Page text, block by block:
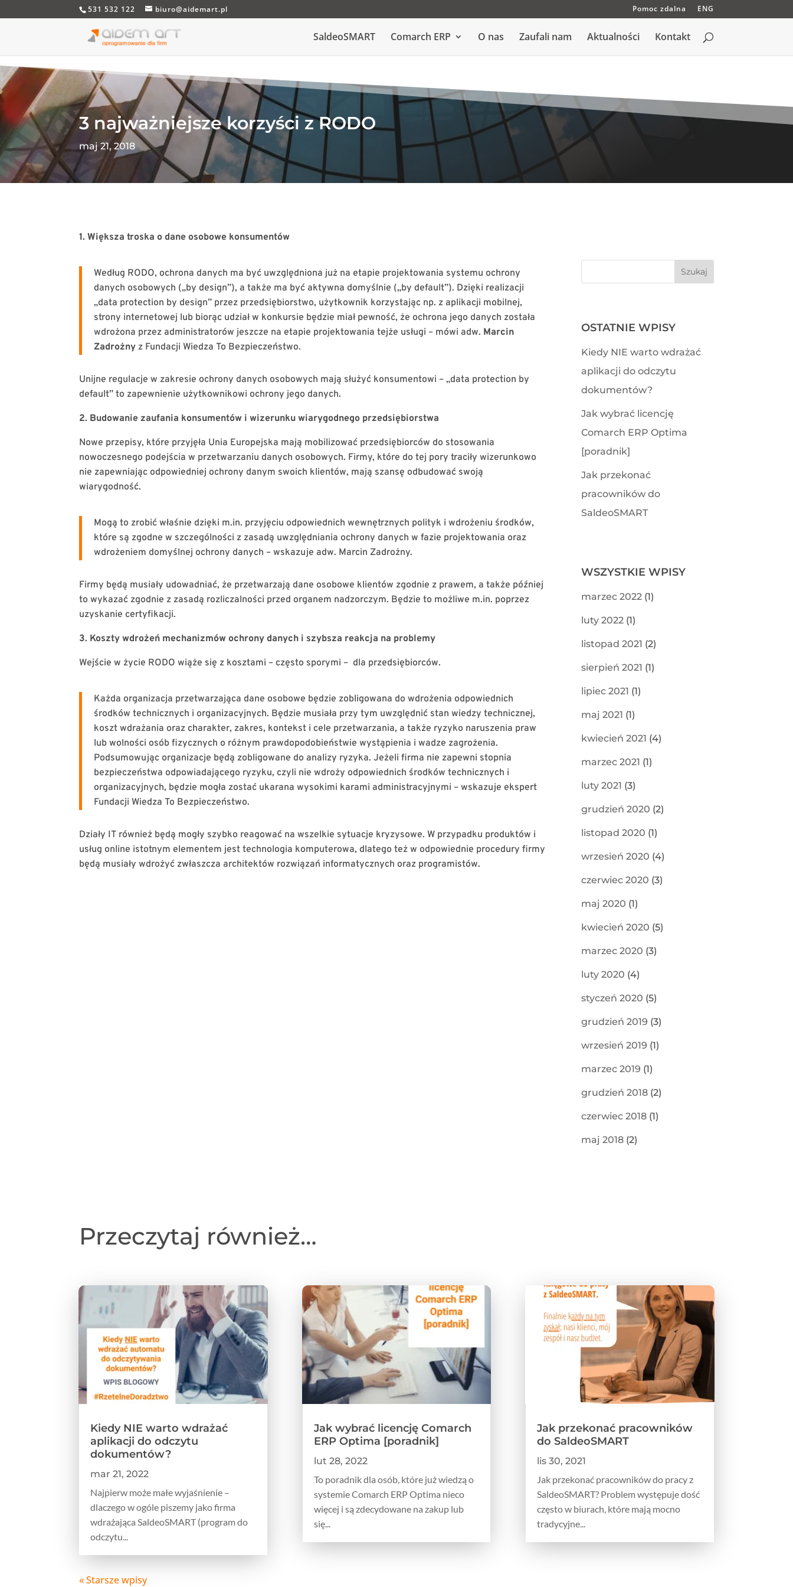
531 532 122 biuro@aidemart.pl Pomoc zdalna ENG
SaldeoSMART Comarch ERP O nas Zaufali nam Aktualności Kontakt
3 najważniejsze korzyści z RODO
maj 21, 2018
1. Większa troska o dane osobowe konsumentów
Według RODO, ochrona danych ma być uwzględniona już na etapie projektowania systemu ochrony
danych osobowych („by design”), a także ma być aktywna domyślnie („by default”). Dzięki realizacji
„data protection by design” przez przedsiębiorstwo, użytkownik korzystając np. z aplikacji mobilnej,
strony internetowej lub biorąc udział w konkursie będzie miał pewność, że ochrona jego danych została
wdrożona przez administratorów jeszcze na etapie projektowania tejże usługi – mówi adw. Marcin
Zadrożny z Fundacji Wiedza To Bezpieczeństwo.
Unijne regulacje w zakresie ochrony danych osobowych mają służyć konsumentowi – „data protection by
default” to zapewnienie użytkownikowi ochrony jego danych.
2. Budowanie zaufania konsumentów i wizerunku wiarygodnego przedsiębiorstwa
Nowe przepisy, które przyjęła Unia Europejska mają mobilizować przedsiębiorców do stosowania
nowoczesnego podejścia w przetwarzaniu danych osobowych. Firmy, które do tej pory traciły wizerunkowo
nie zapewniając odpowiedniej ochrony danym swoich klientów, mają szansę odbudować swoją
wiarygodność.
Mogą to zrobić właśnie dzięki m.in. przyjęciu odpowiednich wewnętrznych polityk i wdrożeniu środków,
które są zgodne w szczególności z zasadą uwzględniania ochrony danych w fazie projektowania oraz
wdrożeniem domyślnej ochrony danych – wskazuje adw. Marcin Zadrożny.
Firmy będą musiały udowadniać, że przetwarzają dane osobowe klientów zgodnie z prawem, a także później
to wykazać zgodnie z zasadą rozliczalności przed organem nadzorczym. Będzie to możliwe m.in. poprzez
uzyskanie certyfikacji.
3. Koszty wdrożeń mechanizmów ochrony danych i szybsza reakcja na problemy
Wejście w życie RODO wiąże się z kosztami – często sporymi – dla przedsiębiorców.
Każda organizacja przetwarzająca dane osobowe będzie zobligowana do wdrożenia odpowiednich
środków technicznych i organizacyjnych. Będzie musiała przy tym uwzględnić stan wiedzy technicznej,
koszt wdrażania oraz charakter, zakres, kontekst i cele przetwarzania, a także ryzyko naruszenia praw
lub wolności osób fizycznych o różnym prawdopodobieństwie wystąpienia i wadze zagrożenia.
Podsumowując organizacje będą zobligowane do analizy ryzyka. Jeżeli firma nie zapewni stopnia
bezpieczeństwa odpowiadającego ryzyku, czyli nie wdroży odpowiednich środków technicznych i
organizacyjnych, będzie mogła zostać ukarana wysokimi karami administracyjnymi – wskazuje ekspert
Fundacji Wiedza To Bezpieczeństwo.
Działy IT również będą mogły szybko reagować na wszelkie sytuacje kryzysowe. W przypadku produktów i
usług online istotnym elementem jest technologia komputerowa, dlatego też w odpowiednie procedury firmy
będą musiały wdrożyć zwłaszcza architektów rozwiązań informatycznych oraz programistów.
OSTATNIE WPISY
Kiedy NIE warto wdrażać
aplikacji do odczytu
dokumentów?
Jak wybrać licencję
Comarch ERP Optima
[poradnik]
Jak przekonać
pracowników do
SaldeoSMART
WSZYSTKIE WPISY
marzec 2022 (1)
luty 2022 (1)
listopad 2021 (2)
sierpień 2021 (1)
lipiec 2021 (1)
maj 2021 (1)
kwiecień 2021 (4)
marzec 2021 (1)
luty 2021 (3)
grudzień 2020 (2)
listopad 2020 (1)
wrzesień 2020 (4)
czerwiec 2020 (3)
maj 2020 (1)
kwiecień 2020 (5)
marzec 2020 (3)
luty 2020 (4)
styczeń 2020 (5)
grudzień 2019 (3)
wrzesień 2019 (1)
marzec 2019 (1)
grudzień 2018 (2)
czerwiec 2018 (1)
maj 2018 (2)
Przeczytaj również…
Kiedy NIE warto wdrażać
aplikacji do odczytu
dokumentów?
mar 21, 2022
Najpierw może małe wyjaśnienie –
dlaczego w ogóle piszemy jako firma
wdrażająca SaldeoSMART (program do
odczytu...
Jak wybrać licencję Comarch
ERP Optima [poradnik]
lut 28, 2022
To poradnik dla osób, które już wiedzą o
systemie Comarch ERP Optima nieco
więcej i są zdecydowane na zakup lub
się...
Jak przekonać pracowników
do SaldeoSMART
lis 30, 2021
Jak przekonać pracowników do pracy z
SaldeoSMART? Problem występuje dość
często w biurach, które mają mocno
tradycyjne...
« Starsze wpisy